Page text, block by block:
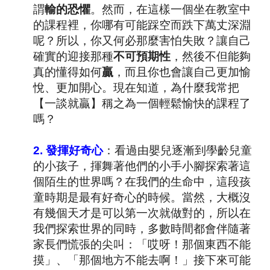
謂輸的恐懼。然而，在這樣一個坐在教室中
的課程裡，你哪有可能踩空而跌下萬丈深淵
呢？所以，你又何必那麼害怕失敗？讓自己
確實的迎接那種不可預期性 ，然後不但能夠
真的懂得如何贏 ，而且你也會讓自己更加愉
悅、更加開心。現在知道，為什麼我常把
【一談就贏】稱之為一個輕鬆愉快的課程了
嗎？
2. 發揮好奇心：看過由嬰兒逐漸到學齡兒童
的小孩子，揮舞著他們的小手小腳探索著這
個陌生的世界嗎？在我們的生命中，這段孩
童時期是最有好奇心的時候。當然，大概沒
有幾個天才是可以第一次就做對的，所以在
我們探索世界的同時，多數時間都會伴隨著
家長們慌張的尖叫：「哎呀！那個東西不能
摸」、「那個地方不能去啊！」接下來可能